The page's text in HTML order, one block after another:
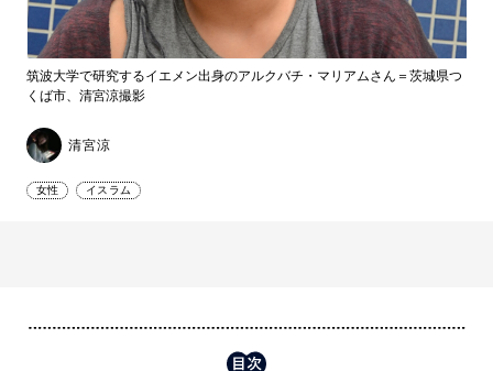
筑波大学で研究するイエメン出身のアルクバチ・マリアムさん＝茨城県つ
くば市、清宮涼撮影
清宮涼
女性 イスラム